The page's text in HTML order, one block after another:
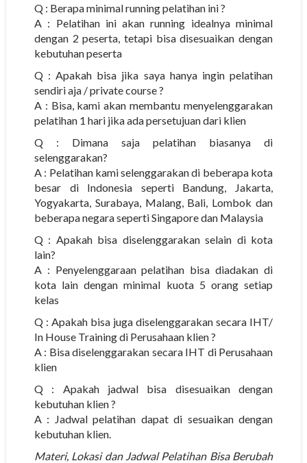
Q : Berapa minimal running pelatihan ini ?
A : Pelatihan ini akan running idealnya minimal
dengan 2 peserta, tetapi bisa disesuaikan dengan
kebutuhan peserta
Q : Apakah bisa jika saya hanya ingin pelatihan
sendiri aja / private course ?
A : Bisa, kami akan membantu menyelenggarakan
pelatihan 1 hari jika ada persetujuan dari klien
Q : Dimana saja pelatihan biasanya di
selenggarakan?
A : Pelatihan kami selenggarakan di beberapa kota
besar di Indonesia seperti Bandung, Jakarta,
Yogyakarta, Surabaya, Malang, Bali, Lombok dan
beberapa negara seperti Singapore dan Malaysia
Q : Apakah bisa diselenggarakan selain di kota
lain?
A : Penyelenggaraan pelatihan bisa diadakan di
kota lain dengan minimal kuota 5 orang setiap
kelas
Q : Apakah bisa juga diselenggarakan secara IHT/
In House Training di Perusahaan klien ?
A : Bisa diselenggarakan secara IHT di Perusahaan
klien
Q : Apakah jadwal bisa disesuaikan dengan
kebutuhan klien ?
A : Jadwal pelatihan dapat di sesuaikan dengan
kebutuhan klien.
Materi, Lokasi dan Jadwal Pelatihan Bisa Berubah